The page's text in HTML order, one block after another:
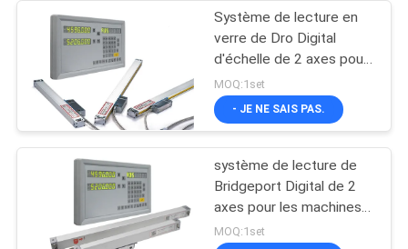
Encodeurs linéaires
absolus
Système de lecture en
verre de Dro Digital
d'échelle de 2 axes pour
le tour de moulin de
Bridgeport
MOQ:1set
- JE NE SAIS PAS.
système de lecture de
Bridgeport Digital de 2
axes pour les machines-
outils manuelles
MOQ:1set